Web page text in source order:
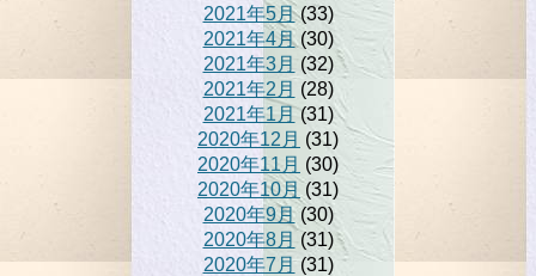
2021年5月(33)
2021年4月(30)
2021年3月 (32)
2021年2月 (28)
2021年1月(31)
2020年12月 (31)
2020年11月 (30)
2020年10月 (31)
2020年9月(30)
2020年8月 (31)
2020年7月(31)